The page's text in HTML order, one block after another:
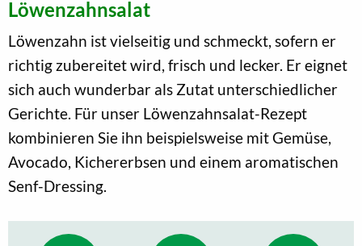
Löwenzahnsalat
Löwenzahn ist vielseitig und schmeckt, sofern er
richtig zubereitet wird, frisch und lecker. Er eignet
sich auch wunderbar als Zutat unterschiedlicher
Gerichte. Für unser Löwenzahnsalat-Rezept
kombinieren Sie ihn beispielsweise mit Gemüse,
Avocado, Kichererbsen und einem aromatischen
Senf-Dressing.